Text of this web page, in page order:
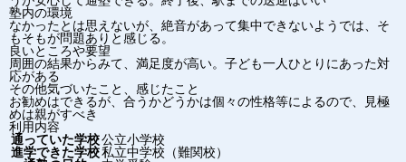
塾内の環境
なかったとは思えないが、絶音があって集中できないようでは、そ
もそもが問題ありと感じる。
良いところや要望
周囲の結果からみて、満足度が高い。子ども一人ひとりにあった対
応がある
その他気づいたこと、感じたこと
お勧めはできるが、合うかどうかは個々の性格等によるので、見極
めは親がすべき
利用内容
通っていた学校公立小学校
進学できた学校私立中学校（難関校）